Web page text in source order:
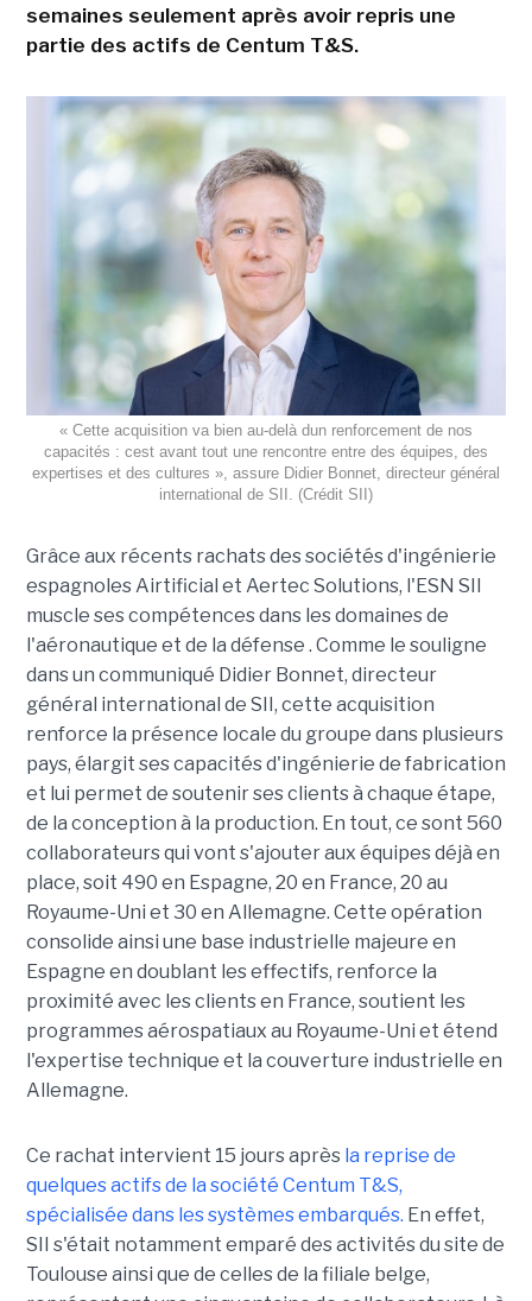
semaines seulement après avoir repris une
partie des actifs de Centum T&S.
« Cette acquisition va bien au-delà dun renforcement de nos
capacités : cest avant tout une rencontre entre des équipes, des
expertises et des cultures », assure Didier Bonnet, directeur général
international de SII. (Crédit SII)
Grâce aux récents rachats des sociétés d'ingénierie
espagnoles Airtificial et Aertec Solutions, l'ESN SII
muscle ses compétences dans les domaines de
l'aéronautique et de la défense . Comme le souligne
dans un communiqué Didier Bonnet, directeur
général international de SII, cette acquisition
renforce la présence locale du groupe dans plusieurs
pays, élargit ses capacités d'ingénierie de fabrication
et lui permet de soutenir ses clients à chaque étape,
de la conception à la production. En tout, ce sont 560
collaborateurs qui vont s'ajouter aux équipes déjà en
place, soit 490 en Espagne, 20 en France, 20 au
Royaume-Uni et 30 en Allemagne. Cette opération
consolide ainsi une base industrielle majeure en
Espagne en doublant les effectifs, renforce la
proximité avec les clients en France, soutient les
programmes aérospatiaux au Royaume-Uni et étend
l'expertise technique et la couverture industrielle en
Allemagne.
Ce rachat intervient 15 jours après la reprise de
quelques actifs de la société Centum T&S,
spécialisée dans les systèmes embarqués. En effet,
SII s'était notamment emparé des activités du site de
Toulouse ainsi que de celles de la filiale belge,